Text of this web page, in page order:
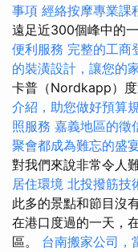
事項 經絡按摩專業課
遠足近300個峰中的
便利服務 完整的工商
的裝潢設計，讓您的
卡普（Nordkapp）度
介紹，助您做好預算
照服務 嘉義地區的徵
聚會都成為難忘的盛
對我們來說非常令人
居住環境 北投撥筋技
此多的景點和節目沒
在港口度過的一天，
區。 台南搬家公司，